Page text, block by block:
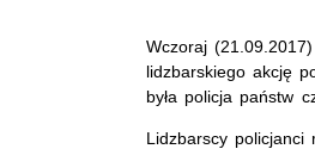
Wczoraj
lidzbarskiego akcję
była policja państw
Lidzbarscy policjanci